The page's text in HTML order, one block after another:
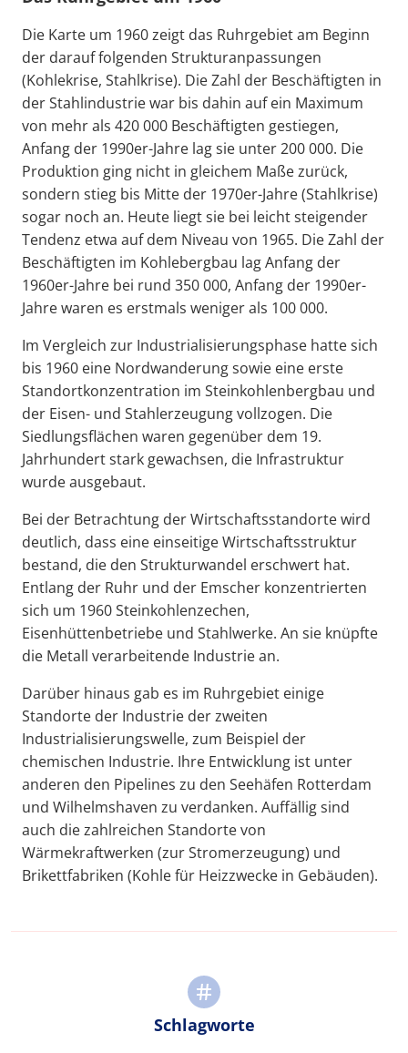
Die Karte um 1960 zeigt das Ruhrgebiet am Beginn
der darauf folgenden Strukturanpassungen
(Kohlekrise, Stahlkrise). Die Zahl der Beschäftigten in
der Stahlindustrie war bis dahin auf ein Maximum
von mehr als 420 000 Beschäftigten gestiegen,
Anfang der 1990er-Jahre lag sie unter 200 000. Die
Produktion ging nicht in gleichem Maße zurück,
sondern stieg bis Mitte der 1970er-Jahre (Stahlkrise)
sogar noch an. Heute liegt sie bei leicht steigender
Tendenz etwa auf dem Niveau von 1965. Die Zahl der
Beschäftigten im Kohlebergbau lag Anfang der
1960er-Jahre bei rund 350 000, Anfang der 1990er-
Jahre waren es erstmals weniger als 100 000.
Im Vergleich zur Industrialisierungsphase hatte sich
bis 1960 eine Nordwanderung sowie eine erste
Standortkonzentration im Steinkohlenbergbau und
der Eisen- und Stahlerzeugung vollzogen. Die
Siedlungsflächen waren gegenüber dem 19.
Jahrhundert stark gewachsen, die Infrastruktur
wurde ausgebaut.
Bei der Betrachtung der Wirtschaftsstandorte wird
deutlich, dass eine einseitige Wirtschaftsstruktur
bestand, die den Strukturwandel erschwert hat.
Entlang der Ruhr und der Emscher konzentrierten
sich um 1960 Steinkohlenzechen,
Eisenhüttenbetriebe und Stahlwerke. An sie knüpfte
die Metall verarbeitende Industrie an.
Darüber hinaus gab es im Ruhrgebiet einige
Standorte der Industrie der zweiten
Industrialisierungswelle, zum Beispiel der
chemischen Industrie. Ihre Entwicklung ist unter
anderen den Pipelines zu den Seehäfen Rotterdam
und Wilhelmshaven zu verdanken. Auffällig sind
auch die zahlreichen Standorte von
Wärmekraftwerken (zur Stromerzeugung) und
Brikettfabriken (Kohle für Heizzwecke in Gebäuden).
Schlagworte